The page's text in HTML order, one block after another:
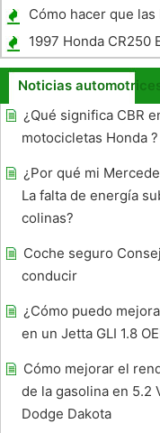
Pontiac
Cómo hacer que
de altura
1997 Honda CR250
Noticias
¿Qué significa CBR
motocicletas Honda ?
¿Por qué mi
La falta de energía
colinas?
Coche seguro
conducir
¿Cómo puedo
en un Jetta GLI 1.8
Cómo mejorar el
de la gasolina en 5.2
Dodge Dakota